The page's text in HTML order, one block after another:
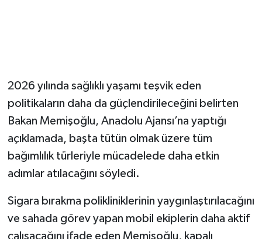
2026 yılında sağlıklı yaşamı teşvik eden
politikaların daha da güçlendirileceğini belirten
Bakan Memişoğlu, Anadolu Ajansı’na yaptığı
açıklamada, başta tütün olmak üzere tüm
bağımlılık türleriyle mücadelede daha etkin
adımlar atılacağını söyledi.
Sigara bırakma polikliniklerinin yaygınlaştırılacağını
ve sahada görev yapan mobil ekiplerin daha aktif
çalışacağını ifade eden Memişoğlu, kapalı